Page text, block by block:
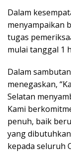
Dalam
menyampaikan
tugas
mulai tanggal 1
Dalam
menegaskan,
Selatan
Kami
penuh, baik
yang
kepada seluruh